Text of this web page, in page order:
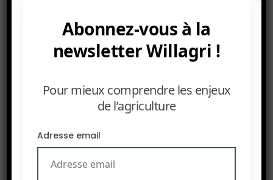
Le niveau des ressources en eau est devenus
SUIVANT
426 millions de tonnes : production mondiale record
Abonnez-vous à la
newsletter Willagri !
Pour mieux comprendre les enjeux
de l’agriculture
Adresse email